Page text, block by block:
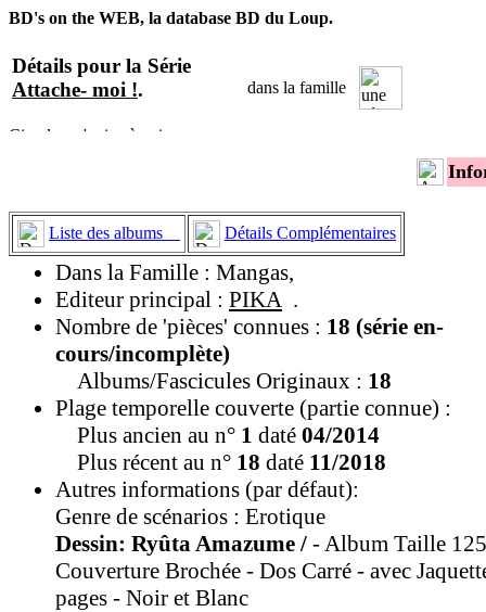
BD's on the WEB, la database BD du Loup.
Détails pour la Série
Attache- moi !. dans la famille
Liste des albums Détails Complémentaires
Dans la Famille : Mangas,
Editeur principal : PIKA .
Nombre de 'pièces' connues : 18 (série en-
cours/incomplète)
Albums/Fascicules Originaux : 18
Plage temporelle couverte (partie connue) :
Plus ancien au n° 1 daté 04/2014
Plus récent au n° 18 daté 11/2018
Autres informations (par défaut):
Genre de scénarios : Erotique
Dessin: Ryûta Amazume / - Album Taille
Couverture Brochée - Dos Carré - avec
pages - Noir et Blanc